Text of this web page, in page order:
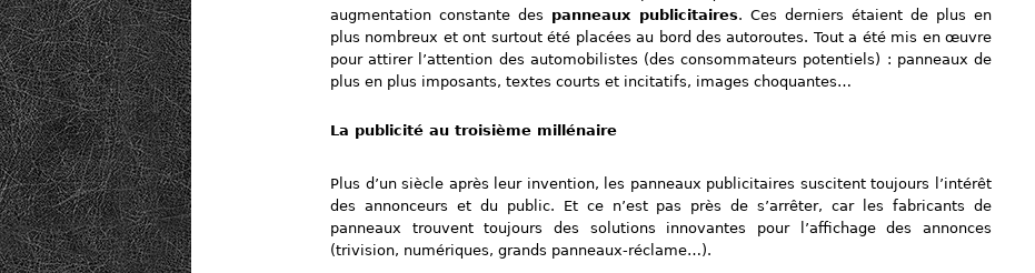
augmentation constante des panneaux publicitaires. Ces derniers étaient de plus en
plus nombreux et ont surtout été placées au bord des autoroutes. Tout a été mis en œuvre
pour attirer l’attention des automobilistes (des consommateurs potentiels) : panneaux de
plus en plus imposants, textes courts et incitatifs, images choquantes…
La publicité au troisième millénaire
Plus d’un siècle après leur invention, les panneaux publicitaires suscitent toujours l’intérêt
des annonceurs et du public. Et ce n’est pas près de s’arrêter, car les fabricants de
panneaux trouvent toujours des solutions innovantes pour l’affichage des annonces
(trivision, numériques, grands panneaux-réclame…).